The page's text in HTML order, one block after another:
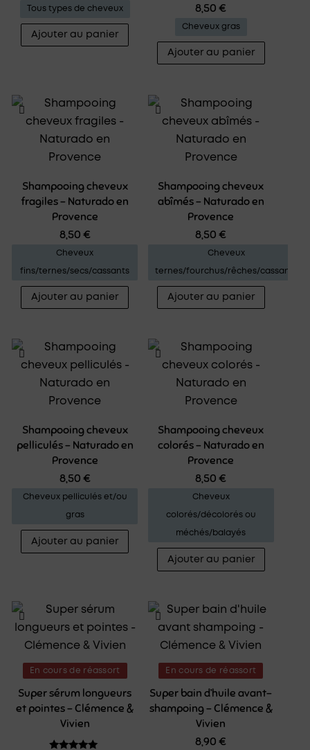
produit
Tous types de cheveux
Ajouter au panier
8,50€
Cheveux gras
Ajouter au panier
Shampooing cheveux
fragiles – Naturado en
Provence
8,50 €
Cheveux
fins/ternes/secs/cassants
Ajouter au panier
Shampooing cheveux
abîmés – Naturado en
Provence
8,50€
Cheveux
ternes/fourchus/rêches/cassants
Ajouter au panier
Shampooing cheveux
pelliculés – Naturado en
Provence
8,50 €
Cheveux pelliculés et/ou
gras
Ajouter au panier
Shampooing cheveux
colorés – Naturado en
Provence
8,50€
Cheveux
colorés/décolorés ou
méchés/balayés
Ajouter au panier
En cours de réassort
Super sérum longueurs
et pointes – Clémence &
Vivien
En cours de réassort
Super bain d’huile avant-
shampoing – Clémence &
Vivien
8,90€